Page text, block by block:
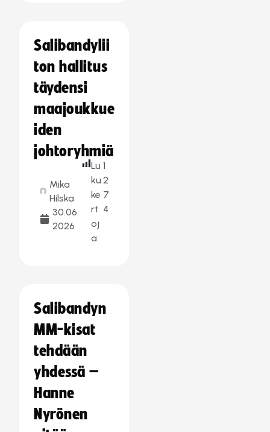
Salibandylii
ton hallitus
täydensi
maajoukkue
iden
johtoryhmiä
Mika
Hilska
30.06.
2026
Lu
ku
ke
rt
oj
a:
1
2
7
4
Salibandyn
MM-kisat
tehdään
yhdessä –
Hanne
Nyrönen